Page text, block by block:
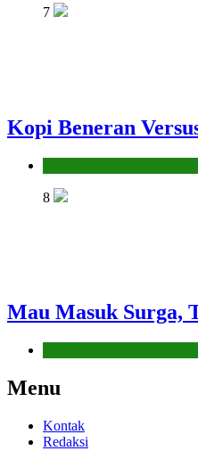
7
Kopi Beneran
8
Mau Masuk Surga,
Menu
Kontak
Redaksi